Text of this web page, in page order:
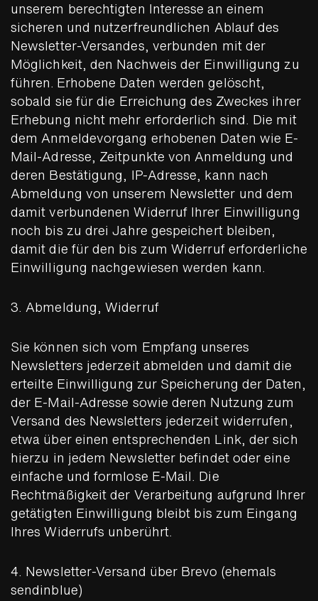
unserem berechtigten Interesse an einem
sicheren und nutzerfreundlichen Ablauf des
Newsletter-Versandes, verbunden mit der
Möglichkeit, den Nachweis der Einwilligung zu
führen. Erhobene Daten werden gelöscht,
sobald sie für die Erreichung des Zweckes ihrer
Erhebung nicht mehr erforderlich sind. Die mit
dem Anmeldevorgang erhobenen Daten wie E-
Mail-Adresse, Zeitpunkte von Anmeldung und
deren Bestätigung, IP-Adresse, kann nach
Abmeldung von unserem Newsletter und dem
damit verbundenen Widerruf Ihrer Einwilligung
noch bis zu drei Jahre gespeichert bleiben,
damit die für den bis zum Widerruf erforderliche
Einwilligung nachgewiesen werden kann.
3. Abmeldung, Widerruf
Sie können sich vom Empfang unseres
Newsletters jederzeit abmelden und damit die
erteilte Einwilligung zur Speicherung der Daten,
der E-Mail-Adresse sowie deren Nutzung zum
Versand des Newsletters jederzeit widerrufen,
etwa über einen entsprechenden Link, der sich
hierzu in jedem Newsletter befindet oder eine
einfache und formlose E-Mail. Die
Rechtmäßigkeit der Verarbeitung aufgrund Ihrer
getätigten Einwilligung bleibt bis zum Eingang
Ihres Widerrufs unberührt.
4. Newsletter-Versand über Brevo (ehemals
sendinblue)